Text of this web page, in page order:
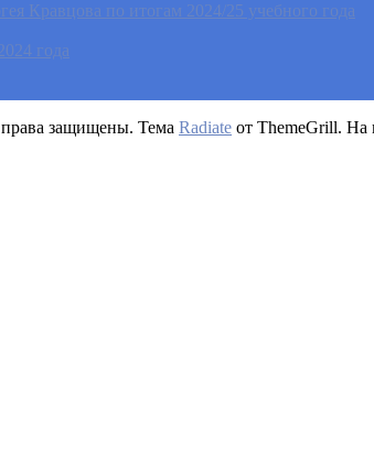
Кравцова по итогам 2024/25 учебного года
года
защищены. Тема Radiate от ThemeGrill. На